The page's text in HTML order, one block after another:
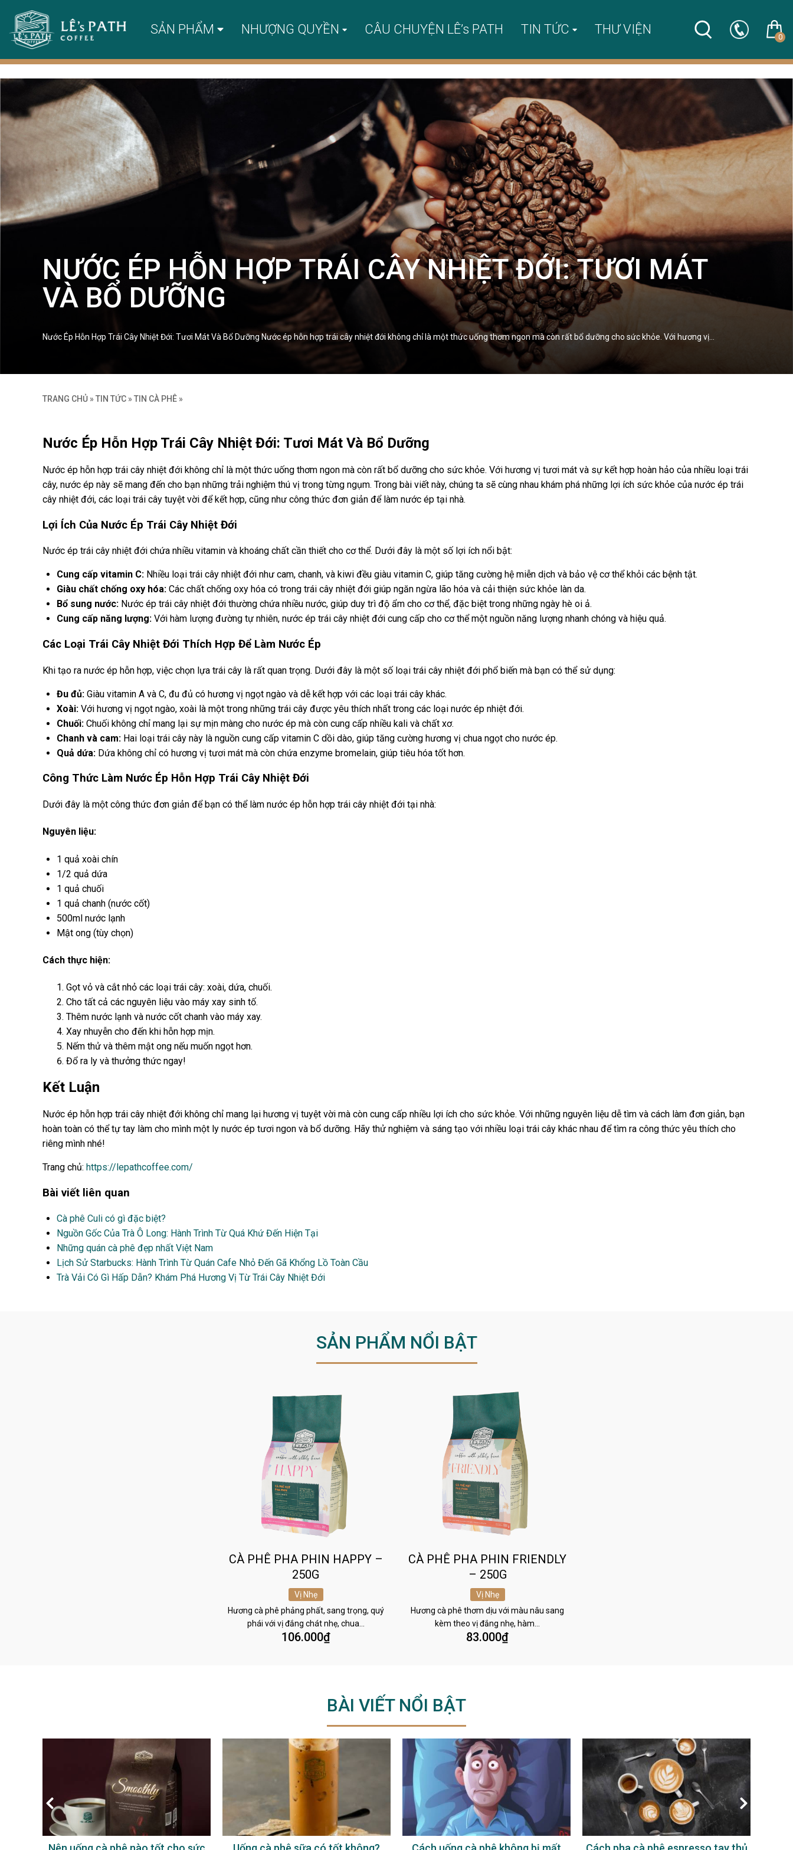
SẢN PHẨM NHƯỢNG QUYỀN CÂU CHUYỆN LÊ’s PATH TIN TỨC THƯ VIỆN 0
NƯỚC ÉP HỖN HỢP TRÁI CÂY NHIỆT ĐỚI: TƯƠI MÁT
VÀ BỔ DƯỠNG
Nước Ép Hỗn Hợp Trái Cây Nhiệt Đới: Tươi Mát Và Bổ Dưỡng Nước ép hỗn hợp trái cây nhiệt đới không chỉ là một thức uống thơm ngon mà còn rất bổ dưỡng cho sức khỏe. Với hương vị…
TRANG CHỦ » TIN TỨC » TIN CÀ PHÊ »
Nước Ép Hỗn Hợp Trái Cây Nhiệt Đới: Tươi Mát Và Bổ Dưỡng
Nước ép hỗn hợp trái cây nhiệt đới không chỉ là một thức uống thơm ngon mà còn rất bổ dưỡng cho sức khỏe. Với hương vị tươi mát và sự kết hợp hoàn hảo của nhiều loại trái
cây, nước ép này sẽ mang đến cho bạn những trải nghiệm thú vị trong từng ngụm. Trong bài viết này, chúng ta sẽ cùng nhau khám phá những lợi ích sức khỏe của nước ép trái
cây nhiệt đới, các loại trái cây tuyệt vời để kết hợp, cũng như công thức đơn giản để làm nước ép tại nhà.
Lợi Ích Của Nước Ép Trái Cây Nhiệt Đới
Nước ép trái cây nhiệt đới chứa nhiều vitamin và khoáng chất cần thiết cho cơ thể. Dưới đây là một số lợi ích nổi bật:
Cung cấp vitamin C: Nhiều loại trái cây nhiệt đới như cam, chanh, và kiwi đều giàu vitamin C, giúp tăng cường hệ miễn dịch và bảo vệ cơ thể khỏi các bệnh tật.
Giàu chất chống oxy hóa: Các chất chống oxy hóa có trong trái cây nhiệt đới giúp ngăn ngừa lão hóa và cải thiện sức khỏe làn da.
Bổ sung nước: Nước ép trái cây nhiệt đới thường chứa nhiều nước, giúp duy trì độ ẩm cho cơ thể, đặc biệt trong những ngày hè oi ả.
Cung cấp năng lượng: Với hàm lượng đường tự nhiên, nước ép trái cây nhiệt đới cung cấp cho cơ thể một nguồn năng lượng nhanh chóng và hiệu quả.
Các Loại Trái Cây Nhiệt Đới Thích Hợp Để Làm Nước Ép
Khi tạo ra nước ép hỗn hợp, việc chọn lựa trái cây là rất quan trọng. Dưới đây là một số loại trái cây nhiệt đới phổ biến mà bạn có thể sử dụng:
Đu đủ: Giàu vitamin A và C, đu đủ có hương vị ngọt ngào và dễ kết hợp với các loại trái cây khác.
Xoài: Với hương vị ngọt ngào, xoài là một trong những trái cây được yêu thích nhất trong các loại nước ép nhiệt đới.
Chuối: Chuối không chỉ mang lại sự mịn màng cho nước ép mà còn cung cấp nhiều kali và chất xơ.
Chanh và cam: Hai loại trái cây này là nguồn cung cấp vitamin C dồi dào, giúp tăng cường hương vị chua ngọt cho nước ép.
Quả dứa: Dứa không chỉ có hương vị tươi mát mà còn chứa enzyme bromelain, giúp tiêu hóa tốt hơn.
Công Thức Làm Nước Ép Hỗn Hợp Trái Cây Nhiệt Đới
Dưới đây là một công thức đơn giản để bạn có thể làm nước ép hỗn hợp trái cây nhiệt đới tại nhà:
Nguyên liệu:
1 quả xoài chín
1/2 quả dứa
1 quả chuối
1 quả chanh (nước cốt)
500ml nước lạnh
Mật ong (tùy chọn)
Cách thực hiện:
Gọt vỏ và cắt nhỏ các loại trái cây: xoài, dứa, chuối.
Cho tất cả các nguyên liệu vào máy xay sinh tố.
Thêm nước lạnh và nước cốt chanh vào máy xay.
Xay nhuyễn cho đến khi hỗn hợp mịn.
Nếm thử và thêm mật ong nếu muốn ngọt hơn.
Đổ ra ly và thưởng thức ngay!
Kết Luận
Nước ép hỗn hợp trái cây nhiệt đới không chỉ mang lại hương vị tuyệt vời mà còn cung cấp nhiều lợi ích cho sức khỏe. Với những nguyên liệu dễ tìm và cách làm đơn giản, bạn
hoàn toàn có thể tự tay làm cho mình một ly nước ép tươi ngon và bổ dưỡng. Hãy thử nghiệm và sáng tạo với nhiều loại trái cây khác nhau để tìm ra công thức yêu thích cho
riêng mình nhé!
Trang chủ: https://lepathcoffee.com/
Bài viết liên quan
Cà phê Culi có gì đặc biệt?
Nguồn Gốc Của Trà Ô Long: Hành Trình Từ Quá Khứ Đến Hiện Tại
Những quán cà phê đẹp nhất Việt Nam
Lịch Sử Starbucks: Hành Trình Từ Quán Cafe Nhỏ Đến Gã Khổng Lồ Toàn Cầu
Trà Vải Có Gì Hấp Dẫn? Khám Phá Hương Vị Từ Trái Cây Nhiệt Đới
SẢN PHẨM NỔI BẬT
CÀ PHÊ PHA PHIN HAPPY –
250G
Vị Nhẹ
Hương cà phê phảng phất, sang trọng, quý
phái với vị đắng chát nhẹ, chua…
106.000₫
CÀ PHÊ PHA PHIN FRIENDLY
– 250G
Vị Nhẹ
Hương cà phê thơm dịu với màu nâu sang
kèm theo vị đắng nhẹ, hàm…
83.000₫
BÀI VIẾT NỔI BẬT